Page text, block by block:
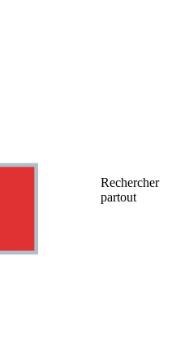
Rechercher
partout